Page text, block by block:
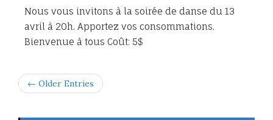
Nous vous invitons à la soirée de danse du 13
avril à 20h. Apportez vos consommations.
Bienvenue à tous Coût: 5$
← Older Entries